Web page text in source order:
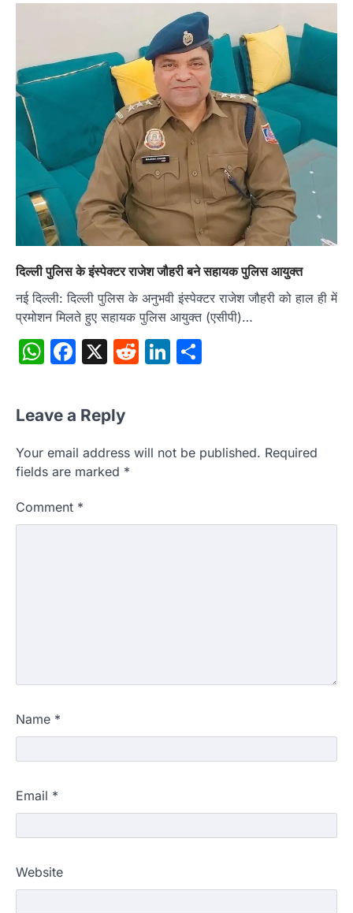
दिल्ली पुलिस के इंस्पेक्टर राजेश जौहरी बने सहायक पुलिस आयुक्त
नई दिल्ली: दिल्ली पुलिस के अनुभवी इंस्पेक्टर राजेश जौहरी को हाल ही में
प्रमोशन मिलते हुए सहायक पुलिस आयुक्त (एसीपी)…
WhatsApp
Facebook
X RedditLinkedIn
Leave a Reply
Your email address will not be published. Required
fields are marked *
Comment *
Name *
Email *
Website